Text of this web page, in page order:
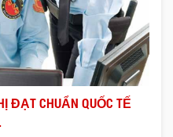
ĐẠT CHUẨN QUỐC TẾ